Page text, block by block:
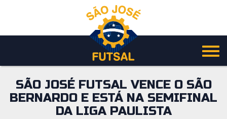
o
SÃO JOSÉ FUTSAL VENCE O SÃO
BERNARDO E ESTÁ NA SEMIFINAL
DA LIGA PAULISTA